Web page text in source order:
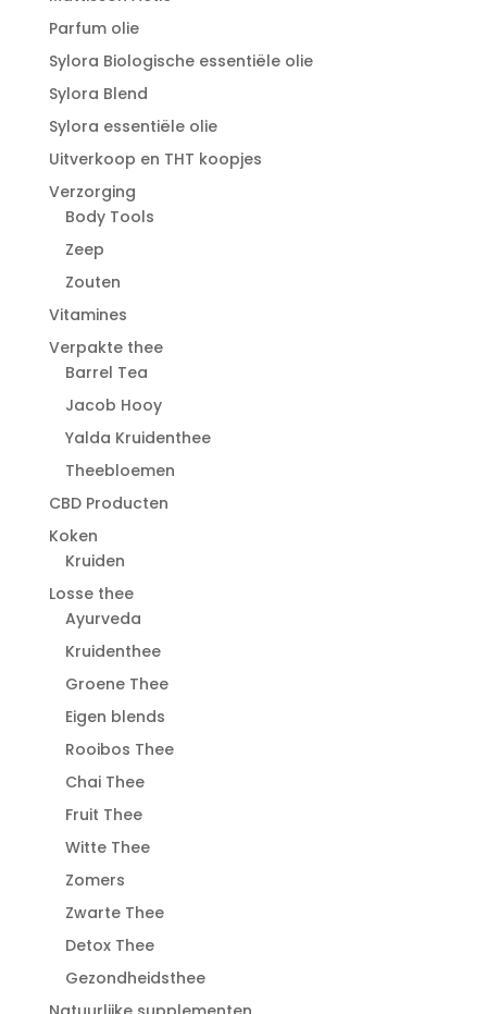
Parfum olie
Sylora Biologische essentiële olie
Sylora Blend
Sylora essentiële olie
Uitverkoop en THT koopjes
Verzorging
Body Tools
Zeep
Zouten
Vitamines
Verpakte thee
Barrel Tea
Jacob Hooy
Yalda Kruidenthee
Theebloemen
CBD Producten
Koken
Kruiden
Losse thee
Ayurveda
Kruidenthee
Groene Thee
Eigen blends
Rooibos Thee
Chai Thee
Fruit Thee
Witte Thee
Zomers
Zwarte Thee
Detox Thee
Gezondheidsthee